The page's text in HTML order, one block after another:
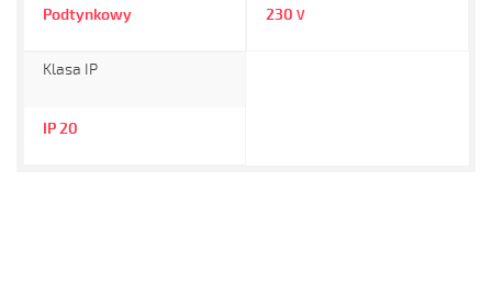
Podtynkowy 230 V
Klasa IP
IP 20